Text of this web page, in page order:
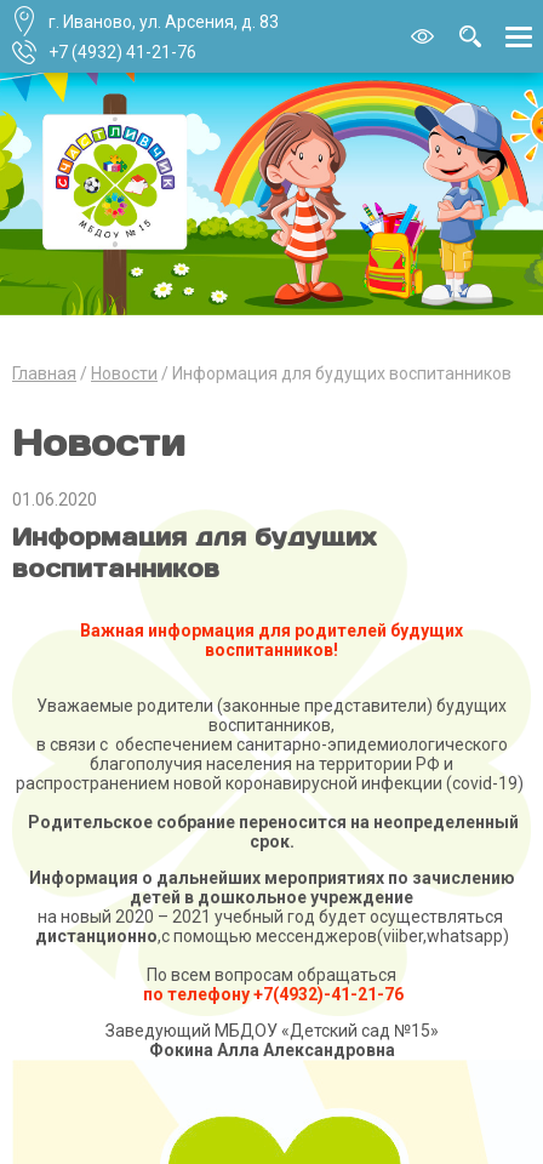
Версия для
г. Иваново, ул. Арсения, д. 83
+7 (4932) 41-21-76
Главная Новости Информация для будущих воспитанников
Новости
01.06.2020
Информация для будущих
воспитанников
Важная информация для родителейбудущих
воспитанников!
Уважаемые родители (законные представители) будущих
воспитанников,
в связи с обеспечением санитарно-эпидемиологического
благополучия населения на территории РФ и
распространением новой коронавирусной инфекции (covid-19)
Родительское собрание переносится на неопределенный
срок.
Информация о дальнейших мероприятиях по зачислению
детей в дошкольное учреждение
на новый 2020 – 2021 учебный год будет осуществляться
дистанционно,с помощью мессенджеров(viiber,whatsapp)
По всем вопросам обращаться
по телефону +7(4932)-41-21-76
Заведующий МБДОУ «Детский сад №15»
Фокина Алла Александровна